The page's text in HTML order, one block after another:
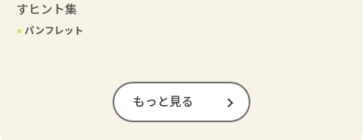
すヒント集
● パンフレット
もっと見る